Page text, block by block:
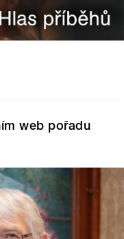
web pořadu